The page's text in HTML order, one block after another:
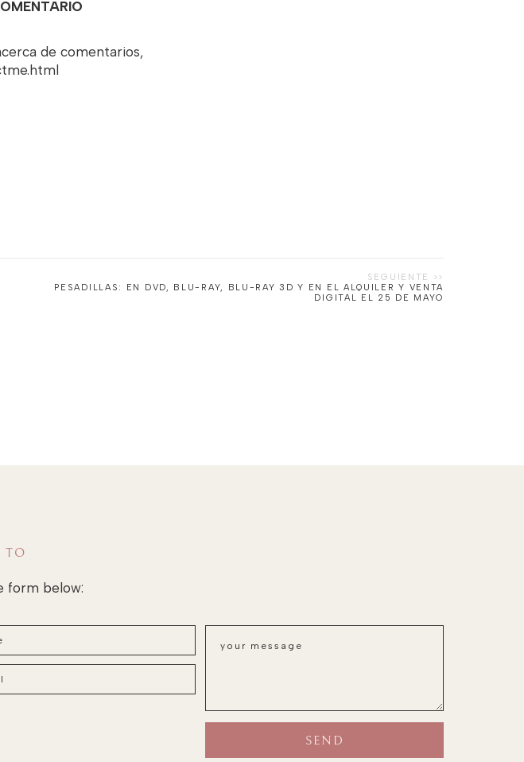
de comentarios,
PESADILLAS: EN DVD, BLU-RAY, BLU-RAY 3D Y EN EL ALQUILER Y VENTA
DIGITAL EL 25 DE MAYO
TO
form below: